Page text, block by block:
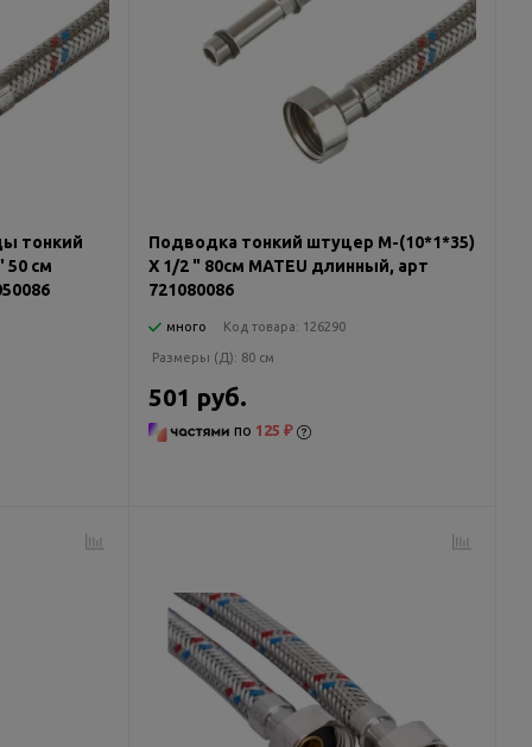
тонкий
50 см
Подводка тонкий штуцер М-(10*1*35)
Х 1/2 " 80см MATEU длинный, арт
721080086
много Код товара: 126290
Размеры (Д): 80 см
501 руб.
по 125 ₽